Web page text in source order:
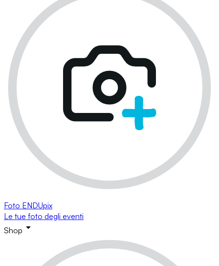
Foto ENDUpix
Le tue foto degli eventi
Shop